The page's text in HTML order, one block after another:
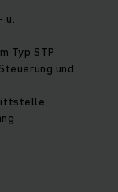
u.
Typ STP
und